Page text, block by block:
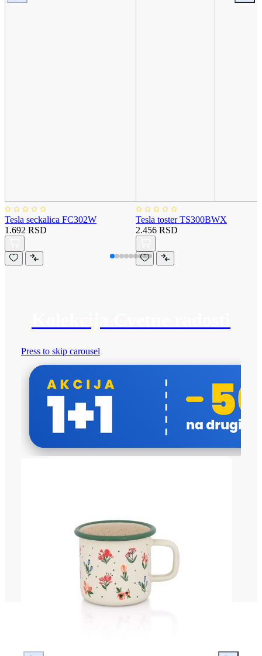
Tesla seckalica FC302W
1.692 RSD
Tesla toster TS300BWX
2.456 RSD
Press to skip carousel